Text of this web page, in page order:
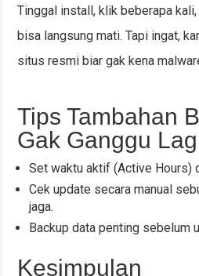
Tinggal install, klik beberapa
bisa langsung mati. Tapi ingat,
situs resmi biar gak kena
Tips Tambahan
Gak Ganggu
Set waktu aktif (Active Hours)
Cek update secara manual
jaga.
Backup data penting sebelum
Kesimpulan